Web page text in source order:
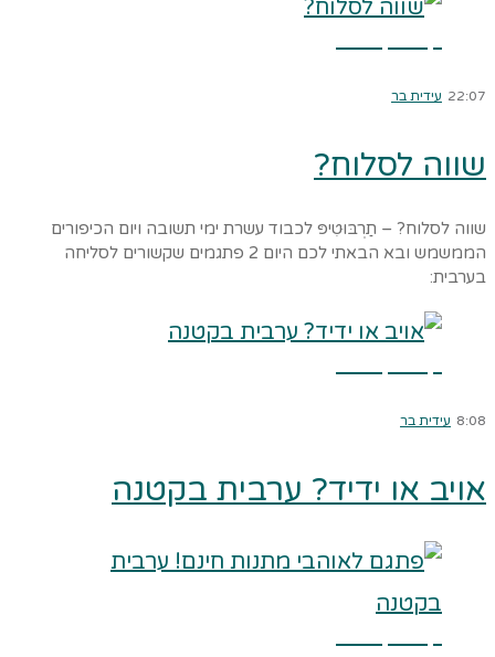
22:07 עידית בר
שווה לסלוח?
שווה לסלוח? – תַרְבּוּטִיפּ לכבוד עשרת ימי תשובה ויום הכיפורים
הממשמש ובא הבאתי לכם היום 2 פתגמים שקשורים לסליחה
בערבית:
8:08 עידית בר
אויב או ידיד? ערבית בקטנה